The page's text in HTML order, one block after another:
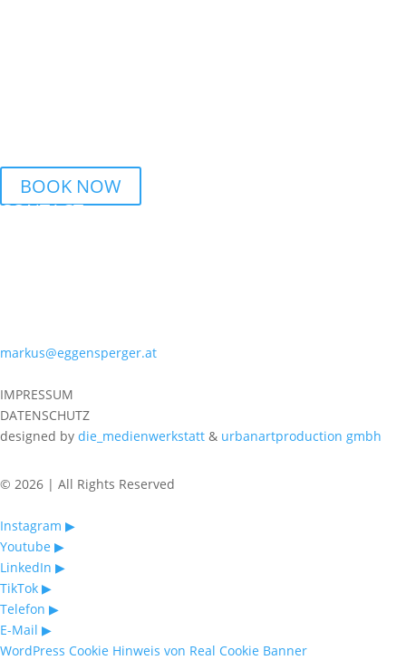
BOOK NOW
CONTACT
markus@eggensperger.at
IMPRESSUM
DATENSCHUTZ
designed by die_medienwerkstatt & urbanartproduction gmbh
© 2026 | All Rights Reserved
Instagram ▶︎
Youtube ▶︎
LinkedIn ▶︎
TikTok ▶︎
Telefon ▶︎
E-Mail ▶︎
WordPress Cookie Hinweis von Real Cookie Banner